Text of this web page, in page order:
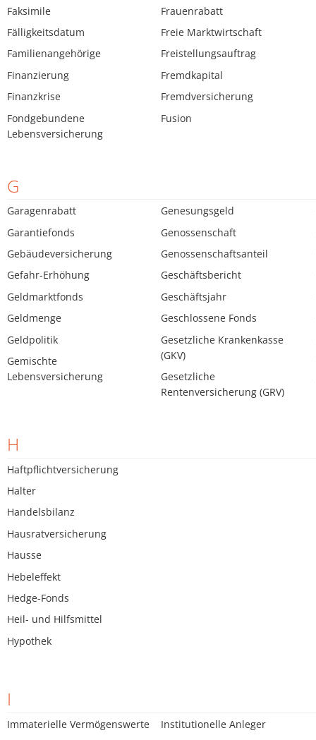
Faksimile
Fälligkeitsdatum
Familienangehörige
Finanzierung
Finanzkrise
Fondgebundene
Lebensversicherung
Frauenrabatt
Freie Marktwirtschaft
Freistellungsauftrag
Fremdkapital
Fremdversicherung
Fusion
G
Garagenrabatt
Garantiefonds
Gebäudeversicherung
Gefahr-Erhöhung
Geldmarktfonds
Geldmenge
Geldpolitik
Gemischte
Lebensversicherung
Genesungsgeld
Genossenschaft
Genossenschaftsanteil
Geschäftsbericht
Geschäftsjahr
Geschlossene Fonds
Gesetzliche Krankenkasse
(GKV)
Gesetzliche
Rentenversicherung (GRV)
H
Haftpflichtversicherung
Halter
Handelsbilanz
Hausratversicherung
Hausse
Hebeleffekt
Hedge-Fonds
Heil- und Hilfsmittel
Hypothek
I
Immaterielle Vermögenswerte
Institutionelle Anleger